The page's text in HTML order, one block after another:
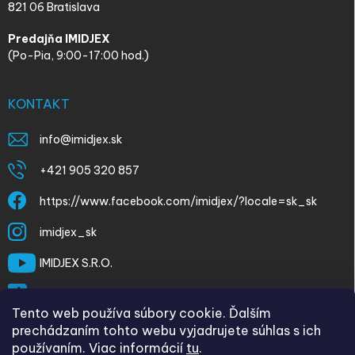
Tento web používa súbory cookie. Ďalším
prechádzaním tohto webu vyjadrujete súhlas s ich
používaním. Viac informácií tu.
821 06 Bratislava
Predajňa IMIDJEX
(Po-Pia, 9:00-17:00 hod.)
KONTAKT
info@imidjex.sk
+421 905 320 857
https://www.facebook.com/imidjex/?locale=sk_sk
imidjex_sk
IMIDJEX S.R.O.